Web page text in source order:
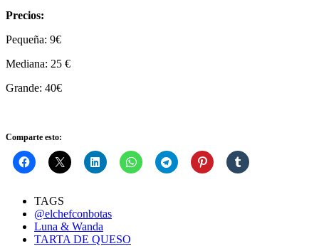
Precios:
Pequeña: 9€
Mediana: 25 €
Grande: 40€
Comparte esto:
TAGS
@elchefconbotas
Luna & Wanda
TARTA DE QUESO